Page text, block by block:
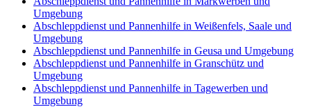
Umgebung
Abschleppdienst und Pannenhilfe in Weißenfels, Saale und
Umgebung
Abschleppdienst und Pannenhilfe in Geusa und Umgebung
Abschleppdienst und Pannenhilfe in Granschütz und
Umgebung
Abschleppdienst und Pannenhilfe in Tagewerben und
Umgebung